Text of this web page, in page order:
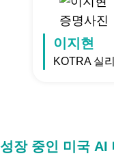
이지현
KOTRA 실
성장 중인 미국 AI